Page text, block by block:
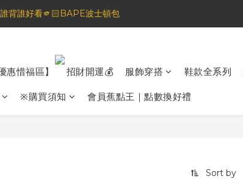
蚊蟲都逃不過！可折疊伸縮電拍⚡️
夜好眠🌙 無印良品 晚安噴霧💤
蚊蟲都逃不過！可折疊伸縮電拍⚡️
惠惜福區】 招財開運💰 服飾穿搭 鞋款全系列
※購買須知 會員蕉點王｜點數換好禮
Sort by